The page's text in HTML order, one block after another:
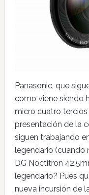
Panasonic, que
como viene siendo
micro cuatro
presentación de la
siguen trabajando
legendario (cuando
DG Noctitron
legendario? Pues
nueva incursión de